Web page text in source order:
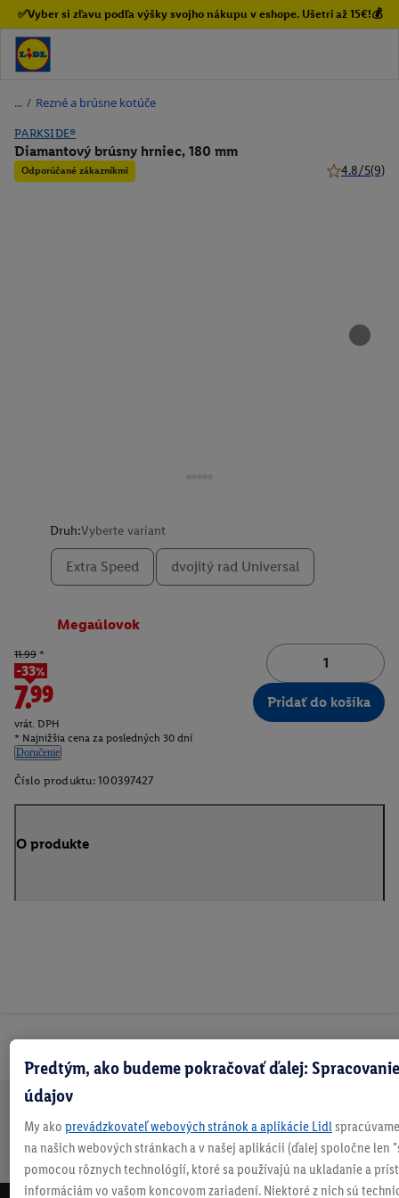
✅Vyber si zľavu podľa výšky svojho nákupu v eshope. Ušetri až 15€!💰
/ Rezné a brúsne kotúče
PARKSIDE®
Diamantový brúsny hrniec, 180 mm
Odporúčané zákazníkmi 4.8/5(9)
Druh:Vyberte variant
Extra Speed dvojitý rad Universal
Megaúlovok
11.99 *
-33%
7.99
vrát. DPH
* Najnižšia cena za posledných 30 dní
Doručenie
Pridať do košíka
Číslo produktu: 100397427
O produkte
Doprava
zadarmo
30 dní na
vrátenie
Vrátenie
zadarmo
Každý
týždeň
niečo nové
Bezpečný nákup
Predtým, ako budeme pokračovať ďalej:
údajov
My ako prevádzkovateľ webových stránok a aplikácie Lidl
na našich webových stránkach a v našej aplikácii (ďalej spoločne len
pomocou rôznych technológií, ktoré sa používajú na ukladanie a
informáciám vo vašom koncovom zariadení. Niektoré z nich sú